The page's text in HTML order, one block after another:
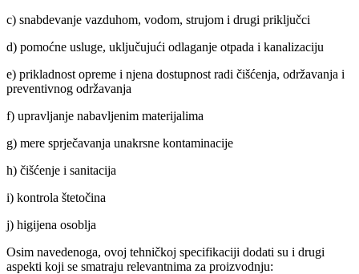
c) snabdevanje vazduhom, vodom, strujom i drugi priključci
d) pomoćne usluge, uključujući odlaganje otpada i kanalizaciju
e) prikladnost opreme i njena dostupnost radi čišćenja, održavanja i
preventivnog održavanja
f) upravljanje nabavljenim materijalima
g) mere sprječavanja unakrsne kontaminacije
h) čišćenje i sanitacija
i) kontrola štetočina
j) higijena osoblja
Osim navedenoga, ovoj tehničkoj specifikaciji dodati su i drugi
aspekti koji se smatraju relevantnima za proizvodnju: